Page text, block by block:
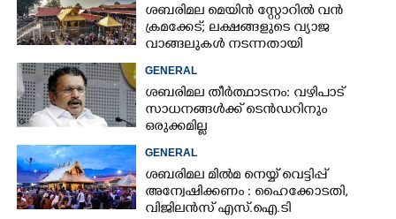
ശബരിമല മെയിൻ സ്റ്റോറിൽ വൻ
ക്രമക്കേട്; ലക്ഷങ്ങളുടെ വ്യാജ
വാങ്ങലുകൾ നടന്നതായി
GENERAL
ശബരിമല തീർത്ഥാടനം: വഴിപാട്
സാധനങ്ങൾക്ക് ടെൻഡറിനും
ഒരുക്കമില്ല
GENERAL
ശബരിമല മിൽമ നെയ്യ് വെട്ടിപ്പ്
അന്വേഷിക്കണം : ഹൈക്കോടതി,​
വിജിലൻസ് എസ്.ഐ.ടി